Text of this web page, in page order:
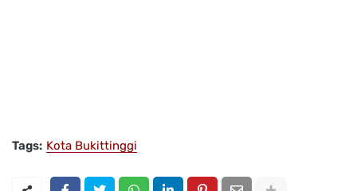
Tags: Kota Bukittinggi